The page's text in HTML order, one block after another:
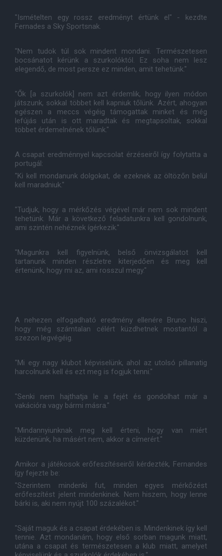
"Ismételten egy rossz eredményt értünk el" - kezdte
Fernades a Sky Sportsnak.
"Nem tudok túl sok mindent mondani. Természetesen
bocsánatot kérünk a szurkolóktól. Ez soha nem lesz
elegendő, de most persze ez minden, amit tehetünk."
"Ők [a szurkolók] nem azt érdemlik, hogy ilyen módon
játszunk, sokkal többet kell kapniuk tőlünk. Azért, ahogyan
egészen a meccs végéig támogattak minket és még
lefújás után is ott maradtak és megtapsoltak, sokkal
többet érdemelnének tőlünk."
A csapat eredménnyel kapcsolat érzéseiről így folytatta a
portugál:
"Ki kell mondanunk dolgokat, de ezeknek az öltözőn belül
kell maradniuk."
"Tudjuk, hogy a mérkőzés végével már nem sok mindent
tehetünk. Már a következő feladatunkra kell gondolnunk,
ami szintén nehéznek ígérkezik."
"Magunkra kell figyelnünk, belső önvizsgálatot kell
tartanunk minden részletre kiterjedően és meg kell
értenünk, hogy mi az, ami rosszul megy."
A nehezen elfogadható eredmény ellenére Bruno hiszi,
hogy még számtalan célért küzdhetnek mostantól a
szezon legvégéig.
"Mi egy nagy klubot képviselünk, ahol az utolsó pillanatig
harcolnunk kell és ezt meg is fogjuk tenni."
"Senki nem hajthatja le a fejét és gondolhat már a
vakációra vagy bármi másra."
"Mindannyiunknak meg kell érteni, hogy van miért
küzdenünk, ha másért nem, akkor a címerért."
Amikor a játékosok erőfeszítéseiről kérdezték, Fernandes
így fejezte be:
"Szerintem mindenki fut, minden egyes mérkőzést
erőfeszítést jelent mindenkinek. Nem hiszem, hogy lenne
bárki is, aki nem nyújt 100 százalékot."
"Saját maguk és a csapat érdekében is. Mindenkinek így kell
tennie. Azt mondanám, hogy első sorban magunk miatt,
utána a csapat és természetesen a klub miatt, amelyet